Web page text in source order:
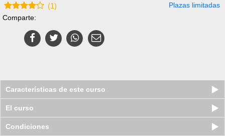
(1)
Plazas limitadas
Comparte:
Características de este curso
El curso
Condiciones